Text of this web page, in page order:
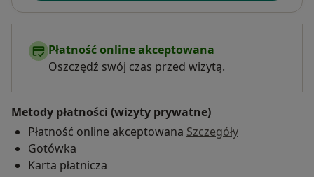
Płatność online akceptowana
Oszczędź swój czas przed wizytą.
Metody płatności (wizyty prywatne)
Płatność online akceptowana Szczegóły
Gotówka
Karta płatnicza